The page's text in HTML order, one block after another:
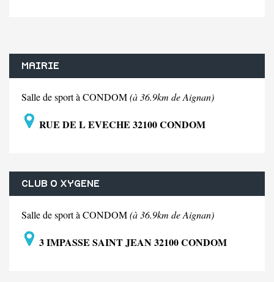
MAIRIE
Salle de sport à CONDOM(à 36.9km de Aignan)
RUE DE L EVECHE 32100 CONDOM
CLUB O XYGENE
Salle de sport à CONDOM(à 36.9km de Aignan)
3 IMPASSE SAINT JEAN 32100 CONDOM